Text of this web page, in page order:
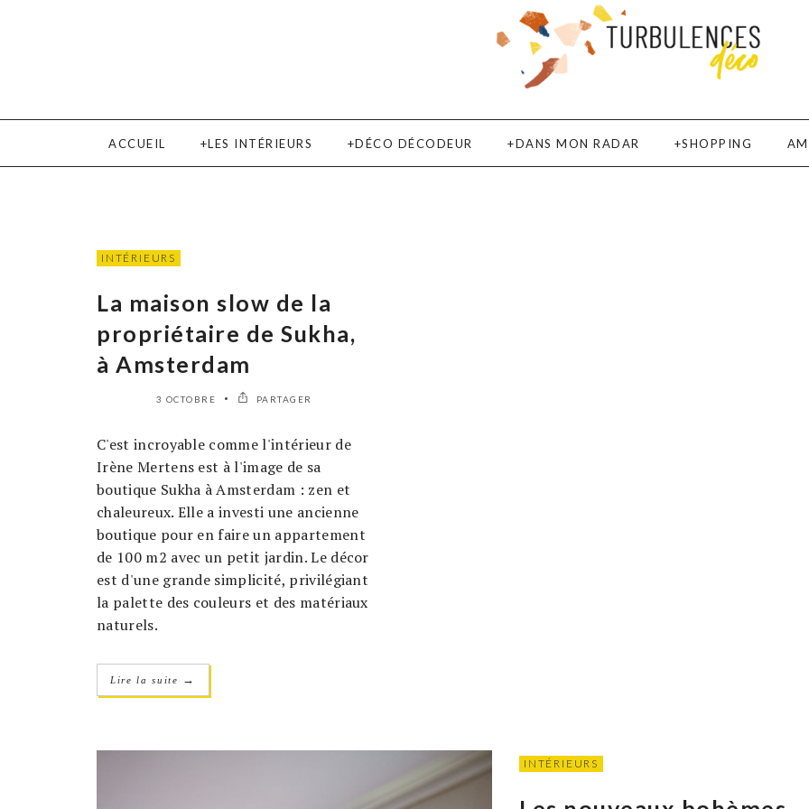
ACCUEIL LES INTÉRIEURS DÉCO DÉCODEUR DANS MON RADAR SHOPPING
INTÉRIEURS
La maison slow de la
propriétaire de Sukha,
à Amsterdam
3 OCTOBRE PARTAGER
C'est incroyable comme l'intérieur de
Irène Mertens est à l'image de sa
boutique Sukha à Amsterdam : zen et
chaleureux. Elle a investi une ancienne
boutique pour en faire un appartement
de 100 m2 avec un petit jardin. Le décor
est d'une grande simplicité, privilégiant
la palette des couleurs et des matériaux
naturels.
Lire la suite →
INTÉRIEURS